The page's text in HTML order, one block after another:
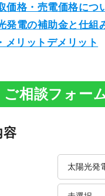
価格・売電価格につ
発電の補助金と仕組
リットデメリット
ご相談フォー
容